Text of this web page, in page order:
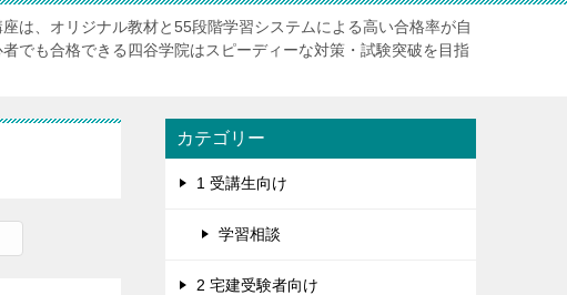
は、オリジナル教材と55段階学習システムによる高い合格率が自
でも合格できる四谷学院はスピーディーな対策・試験突破を目指
カテゴリー
1 受講生向け
学習相談
2 宅建受験者向け